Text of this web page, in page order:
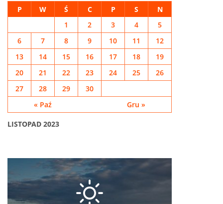
LISTOPAD 2023
P W Ś C P S N
« Paź Gru »
1 2 3 4
5
6
7 8 9 10 11
12
13
14 15 16 17 18
19
20
21 22 23 24 25
26
27
28 29 30